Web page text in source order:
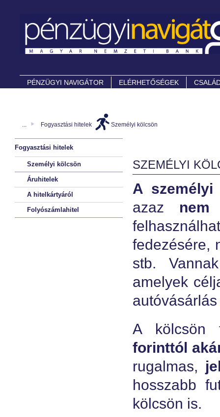
PÉNZÜGYI NAVIGÁTOR ELÉRHETŐSÉGEK
... Fogyasztási hitelek Személyi kölcsön
Fogyasztási hitelek
Személyi kölcsön
Áruhitelek
A hitelkártyáról
Folyószámlahitel
SZEMÉLYI
A személyi
azaz
fedezésére,
stb.
amelyek
A kölcsön
forinttól
rugalmas,
hosszabb
kölcsön is.